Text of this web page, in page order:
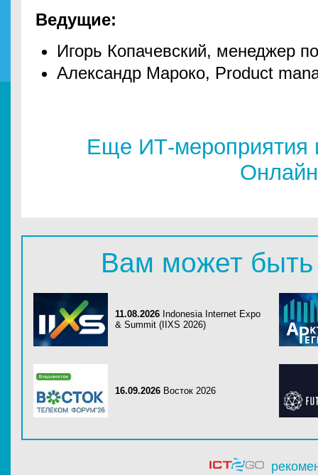
Ведущие:
Игорь Копачевский, менеджер
Александр Мароко, Product
Еще ИТ-мероприятия
Онлайн
Вам может быть
11.08.2026 Indonesia Internet Expo
& Summit (IIXS 2026)
16.09.2026 Восток 2026